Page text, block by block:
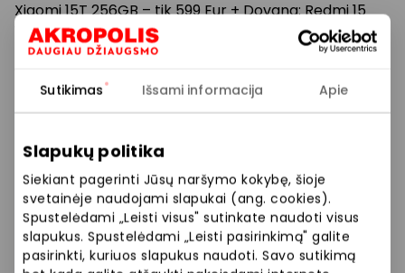
Sutikimas Išsami informacija Apie
Slapukų politika
Siekiant pagerinti Jūsų naršymo kokybę, šioje
svetainėje naudojami slapukai (ang. cookies).
Spustelėdami „Leisti visus" sutinkate naudoti visus
slapukus. Spustelėdami „Leisti pasirinkimą" galite
pasirinkti, kuriuos slapukus naudoti. Savo sutikimą
Xiaomi 15T 256GB – tik 599 Eur + Dovana: Redmi 15
128GB telefonas
Xiaomi 15T Pro 512GB – tik 799 Eur + Dovana: Redmi 15
„Mobili prekyba“ – oficialus XIAOMI atstovas. Daugiau
informacijos ir ypatingų pasiūlymų Jūsų laukia „Mobili
prekyba“ išmanioje parduotuvėje.
Prekybos ir pramogų centre „AKROPOLIS“
veikiančios parduotuvės ir paslaugų teikėjai
savarankiškai nustato taikomas nuolaidas, jų